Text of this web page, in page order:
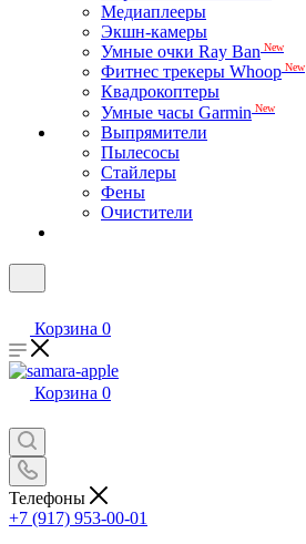
Медиаплееры
Экшн-камеры
Умные очки Ray Ban New
Фитнес трекеры Whoop New
Квадрокоптеры
Умные часы Garmin New
Выпрямители
Пылесосы
Стайлеры
Фены
Очистители
Корзина 0
Корзина 0
Телефоны
+7 (917) 953-00-01